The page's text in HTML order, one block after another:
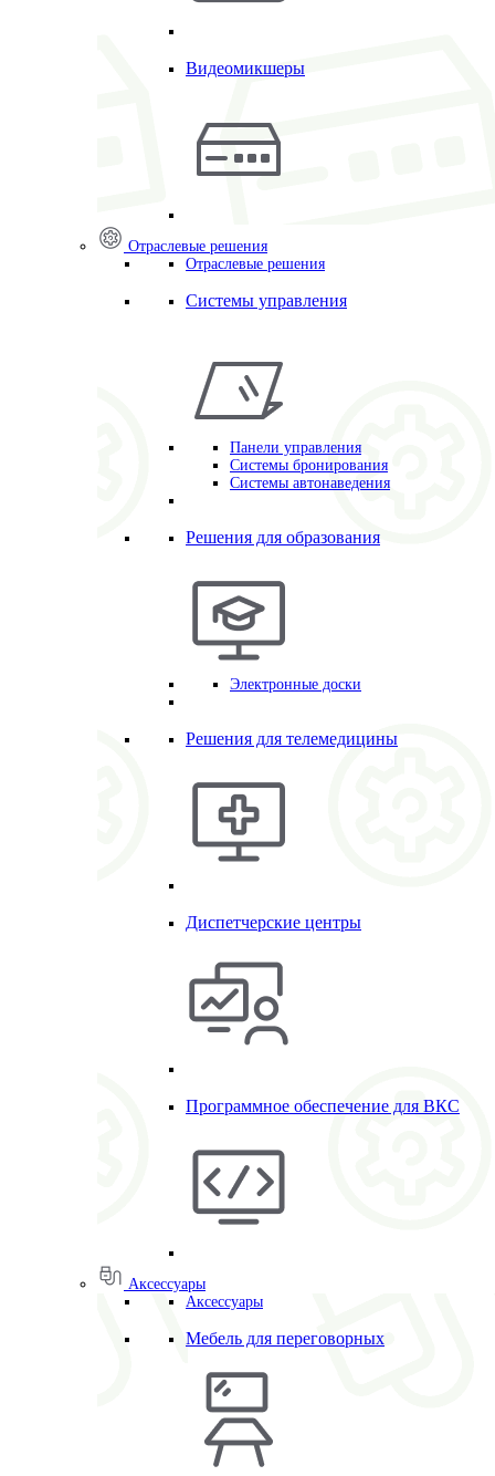
Видеомикшеры
Отраслевые решения
Отраслевые решения
Системы управления
Панели управления
Системы бронирования
Системы автонаведения
Решения для образования
Электронные доски
Решения для телемедицины
Диспетчерские центры
Программное обеспечение для ВКС
Аксессуары
Аксессуары
Мебель для переговорных